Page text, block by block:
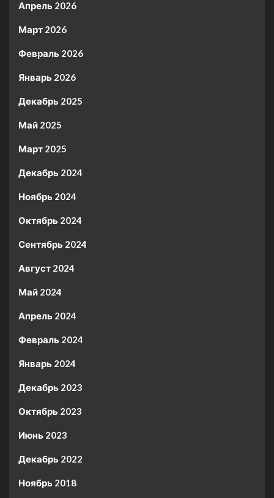
Апрель 2026
Март 2026
Февраль 2026
Январь 2026
Декабрь 2025
Май 2025
Март 2025
Декабрь 2024
Ноябрь 2024
Октябрь 2024
Сентябрь 2024
Август 2024
Май 2024
Апрель 2024
Февраль 2024
Январь 2024
Декабрь 2023
Октябрь 2023
Июнь 2023
Декабрь 2022
Ноябрь 2018